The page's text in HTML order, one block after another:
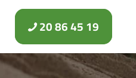
20 86 45 19